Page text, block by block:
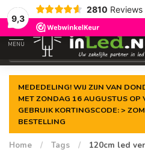
9,3
2810 Reviews
Gegarandeerde delaagste prijs
MENU
MEDEDELING! WIJ ZIJN VAN
MET ZONDAG 16 AUGUSTUS OP
GEBRUIK KORTINGSCODE: >
BESTELLING
Home / Tags / 120cm led